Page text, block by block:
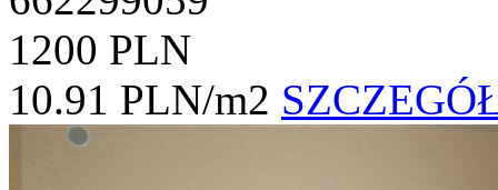
1200 PLN
10.91 PLN/m2